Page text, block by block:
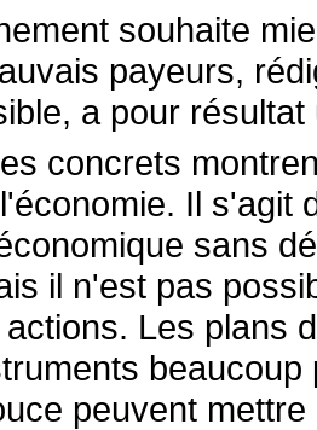
souhaite
payeurs,
a pour
concrets
Il s'agit
sans
il n'est pas
Les plans
peuvent